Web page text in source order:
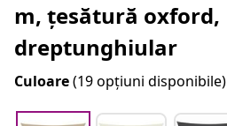
m, țesătură oxford,
dreptunghiular
Culoare(19 opțiuni disponibile)